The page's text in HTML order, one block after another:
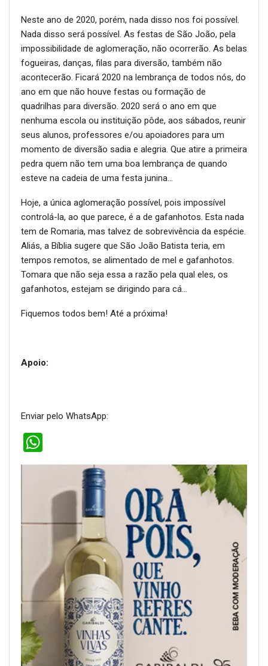
Neste ano de 2020, porém, nada disso nos foi possível.
Nada disso será possível. As festas de São João, pela
impossibilidade de aglomeração, não ocorrerão. As belas
fogueiras, danças, filas para diversão, também não
acontecerão. Ficará 2020 na lembrança de todos nós, do
ano em que não houve festas ou formação de
quadrilhas para diversão. 2020 será o ano em que
nenhuma escola ou instituição pôde, aos sábados, reunir
seus alunos, professores e/ou apoiadores para um
momento de diversão sadia e alegria. Que atire a primeira
pedra quem não tem uma boa lembrança de quando
esteve na cadeia de uma festa junina…
Hoje, a única aglomeração possível, pois impossível
controlá-la, ao que parece, é a de gafanhotos. Esta nada
tem de Romaria, mas talvez de sobrevivência da espécie.
Aliás, a Bíblia sugere que São João Batista teria, em
tempos remotos, se alimentado de mel e gafanhotos.
Tomara que não seja essa a razão pela qual eles, os
gafanhotos, estejam se dirigindo para cá…
Fiquemos todos bem! Até a próxima!
Apoio:
Enviar pelo WhatsApp: